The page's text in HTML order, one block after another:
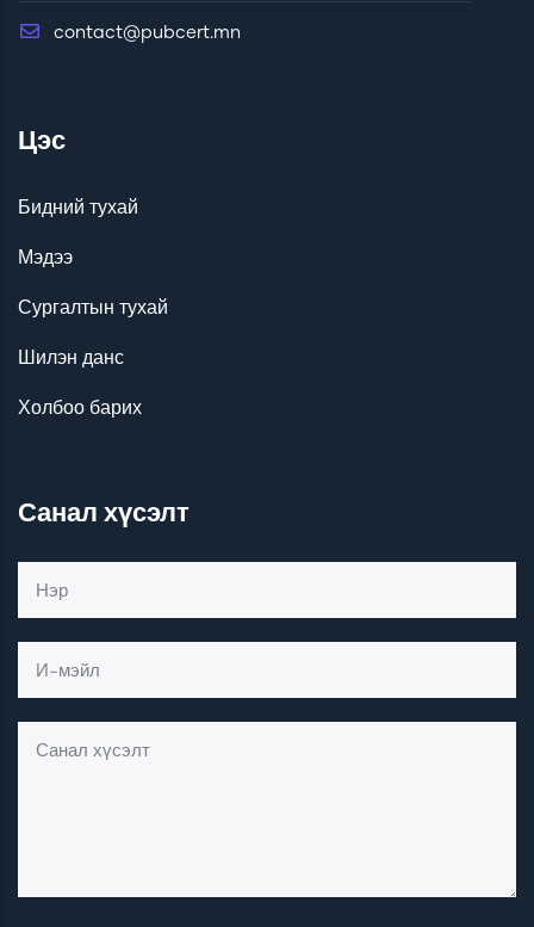
contact@pubcert.mn
Цэс
Бидний тухай
Мэдээ
Сургалтын тухай
Шилэн данс
Холбоо барих
Санал хүсэлт